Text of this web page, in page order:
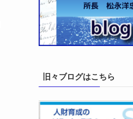
旧々ブログはこちら